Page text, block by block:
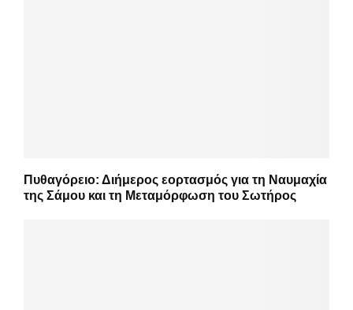
Πυθαγόρειο: Διήμερος εορτασμός για τη Ναυμαχία
της Σάμου και τη Μεταμόρφωση του Σωτήρος